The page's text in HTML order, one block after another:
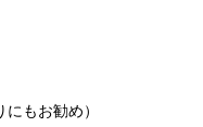
もお勧め）